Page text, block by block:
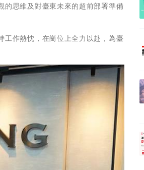
的思維及對臺東未來的超前部署準備
工作熱忱，在崗位上全力以赴，為臺